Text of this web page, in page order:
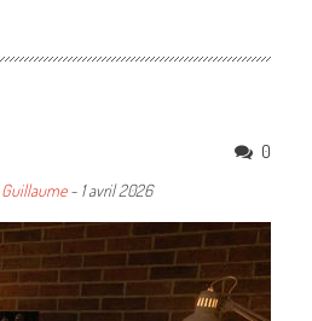
Guillaume- 1 avril 2026
0